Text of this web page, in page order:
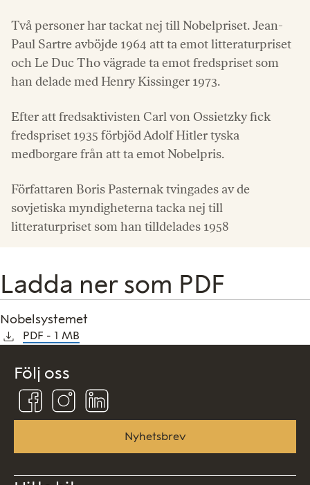
Två personer har tackat nej till Nobelpriset. Jean-
Paul Sartre avböjde 1964 att ta emot litteraturpriset
och Le Duc Tho vägrade ta emot fredspriset som
han delade med Henry Kissinger 1973.
Efter att fredsaktivisten Carl von Ossietzky fick
fredspriset 1935 förbjöd Adolf Hitler tyska
medborgare från att ta emot Nobelpris.
Författaren Boris Pasternak tvingades av de
sovjetiska myndigheterna tacka nej till
litteraturpriset som han tilldelades 1958
Ladda ner som PDF
Nobelsystemet
PDF 1 MB
Följ oss
Följ
oss
på
Följ
på
InstagramLinkedin
Nyhetsbrev